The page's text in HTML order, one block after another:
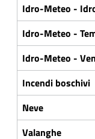
Idro-Meteo -
Idro-Meteo -
Idro-Meteo -
Incendi boschivi
Neve
Valanghe